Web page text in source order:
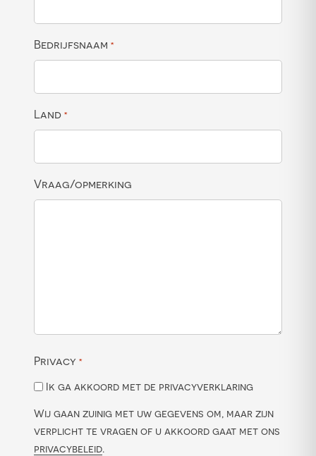
Bedrijfsnaam *
Land *
Vraag/opmerking
Privacy *
Ik ga akkoord met de privacyverklaring
Wij gaan zuinig met uw gegevens om, maar zijn
verplicht te vragen of u akkoord gaat met ons
privacybeleid.